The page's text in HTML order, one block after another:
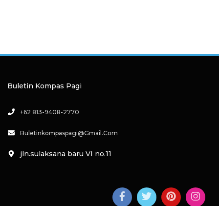
Buletin Kompas Pagi
+62 813-9408-2770
Buletinkompaspagi@gmail.com
jln.sulaksana baru VI no.11